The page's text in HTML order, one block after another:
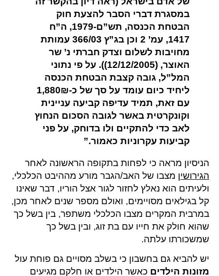
במסגרת דברי הסבר להצעת חוק
הבטחת הכנסה,
תש”ם-1979, ה”ח
1417, עמ’ 2 וכן
בג”ץ 366/03
עמותת
מחויבות לשלום וצדק חברתי נ’ שר
האוצר, (12/12/2005)).
על פי נתוני
המל”ל, גובה קצבת הבטחת הכנסה
ליחיד כיום עומד על סך של כ-1,880₪
עם זאת, תמיד עדיפה קביעה עניינית
וקונקרטית באשר לגובה הסכום הנחוץ
לאב כדי להתקיים ולו בדוחק, על פני
קביעות עקרוניות כאמור.”
הניסיון מראה כי לפחות בתקופה הראשונה לאחר
הגירושין מצבו של האב/הגבר מורע מההיבט הכלכלי,
ולעיתים הוא נאלץ לחזור לגור אצל הוריו, דבר שאינו
קל בגילאים מסויימים, ואולם מספר שנים לאחר מכן,
במרבית המקרים מצבו הכלכלי משתפר, בין בשל כך
שהוא חולק את חייו עם בת זוג, ובין בשל כך
שמשכורתו עלתה.
יש להביא גם בחשבון כי בשלב מסויים גם פוחת עול
מזונות הילדים כאשר הילדים או חלקם מגיעים